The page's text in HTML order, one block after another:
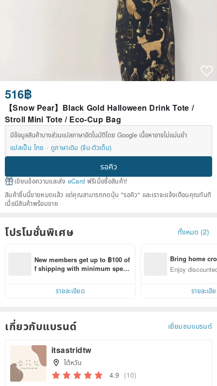
516฿
【Snow Pear】Black Gold Halloween Drink Tote /
Stroll Mini Tote / Eco-Cup Bag
มีข้อมูลสินค้าบางส่วนแปลภาษาอัตโนมัติโดย Google เนื้อหาอาจไม่แม่นยำ
แปลเป็น ไทย
ดูภาษาเดิม (จีน-ตัวเต็ม)
รอคิว
เขียนข้อความและส่ง eCard ฟรีเมื่อซื้อสินค้า!
สินค้าชิ้นนี้ขายหมดแล้ว แต่คุณสามารถกดปุ่ม "รอคิว" และเราจะแจ้งเตือนคุณทันที
เมื่อมีสินค้าพร้อมขาย
โปรโมชั่นพิเศษ ทั้งหมด (2)
New members get up to ฿100 of
f shipping with minimum spen
within 7 days!
รายละเอียด
Bring home
n with ease
Enjoy
รายละเอี
เกี่ยวกับแบรนด์ เยี่ยมชมแบรนด์
itsastridtw
ไต้หวัน
4.9 (10)